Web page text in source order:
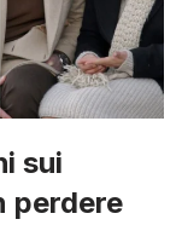
sui
perdere